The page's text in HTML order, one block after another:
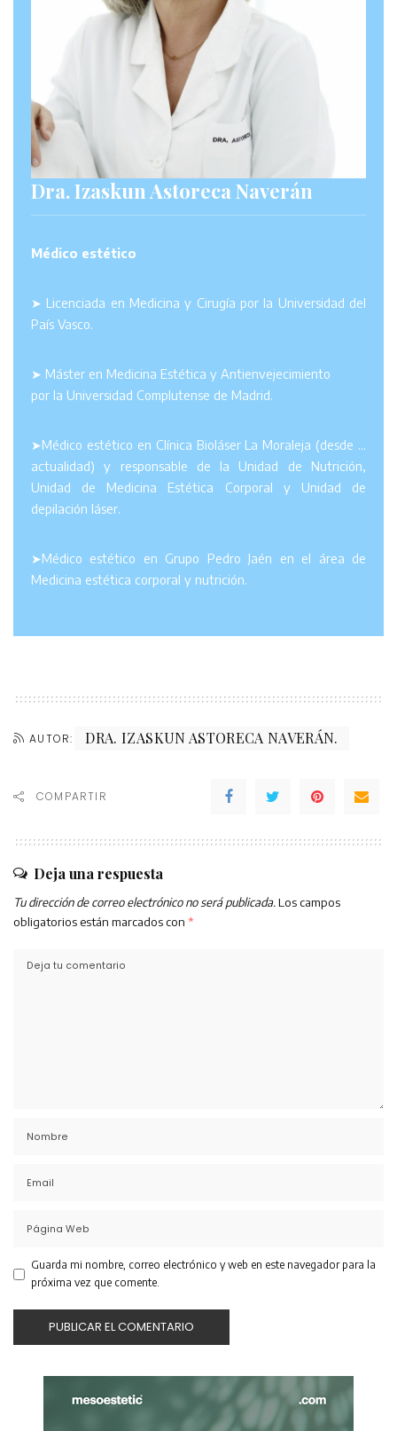
Dra. Izaskun Astoreca Naverán
Médico estético
➤ Licenciada en Medicina y Cirugía por la Universidad del
País Vasco.
➤ Máster en Medicina Estética y Antienvejecimiento
por la Universidad Complutense de Madrid.
➤Médico estético en Clínica Bioláser La Moraleja (desde …
actualidad) y responsable de la Unidad de Nutrición,
Unidad de Medicina Estética Corporal y Unidad de
depilación láser.
➤Médico estético en Grupo Pedro Jaén en el área de
Medicina estética corporal y nutrición.
AUTOR: DRA. IZASKUN ASTORECA NAVERÁN.
COMPARTIR
Deja una respuesta
Tu dirección de correo electrónico no será publicada. Los campos
obligatorios están marcados con *
Guarda mi nombre, correo electrónico y web en este navegador para la
próxima vez que comente.